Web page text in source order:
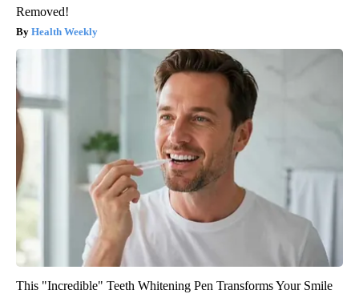
Removed!
Health Weekly
This "Incredible" Teeth Whitening Pen Transforms Your Smile